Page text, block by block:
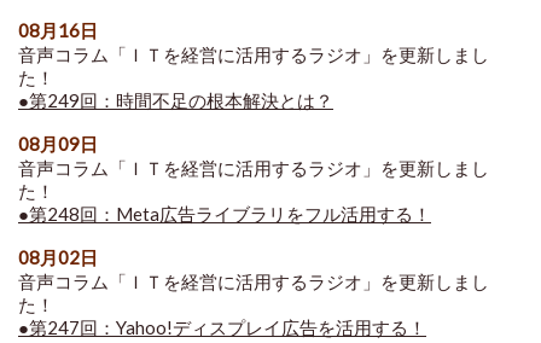
08月16日
音声コラム「ＩＴを経営に活用するラジオ」を更新しまし
た！
●第249回：時間不足の根本解決とは？
08月09日
音声コラム「ＩＴを経営に活用するラジオ」を更新しまし
た！
●第248回：Meta広告ライブラリをフル活用する！
08月02日
音声コラム「ＩＴを経営に活用するラジオ」を更新しまし
た！
●第247回：Yahoo!ディスプレイ広告を活用する！